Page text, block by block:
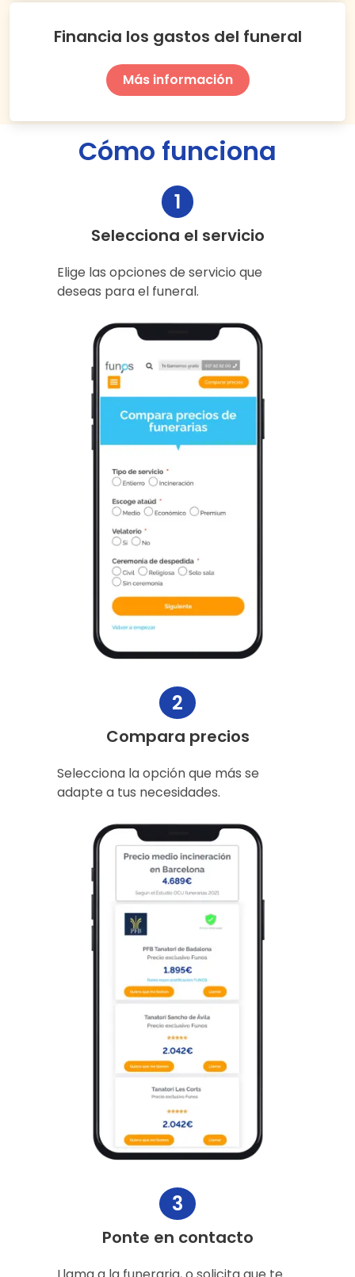
Financia los gastos del funeral
Más información
Cómo funciona
1
Selecciona el servicio
Elige las opciones de servicio que
deseas para el funeral.
2
Compara precios
Selecciona la opción que más se
adapte a tus necesidades.
3
Ponte en contacto